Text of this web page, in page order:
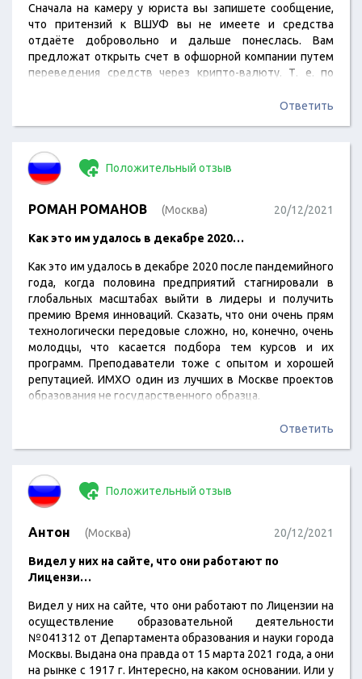
Сначала на камеру у юриста вы запишете сообщение,
что притензий к ВШУФ вы не имеете и средства
отдаёте добровольно и дальше понеслась. Вам
предложат открыть счет в офшорной компании путем
переведения средств через крипто-валюту. Т. е. по
средства вы переведёте им на счет на Сельшейские
страховку, которой…
Ответить
Положительный отзыв
РОМАН РОМАНОВ (Москва) 20/12/2021
Как это им удалось в декабре 2020…
Как это им удалось в декабре 2020 после пандемийного
года, когда половина предприятий стагнировали в
глобальных масштабах выйти в лидеры и получить
премию Время инноваций. Сказать, что они очень прям
технологически передовые сложно, но, конечно, очень
молодцы, что касается подбора тем курсов и их
программ. Преподаватели тоже с опытом и хорошей
репутацией. ИМХО один из лучших в Москве проектов
образования не государственного образца.
Ответить
Положительный отзыв
Антон (Москва) 20/12/2021
Видел у них на сайте, что они работают по
Лицензи…
Видел у них на сайте, что они работают по Лицензии на
осуществление образовательной деятельности
№041312 от Департамента образования и науки города
Москвы. Выдана она правда от 15 марта 2021 года, а они
на рынке с 1917 г. Интересно, на каком основании. Или у